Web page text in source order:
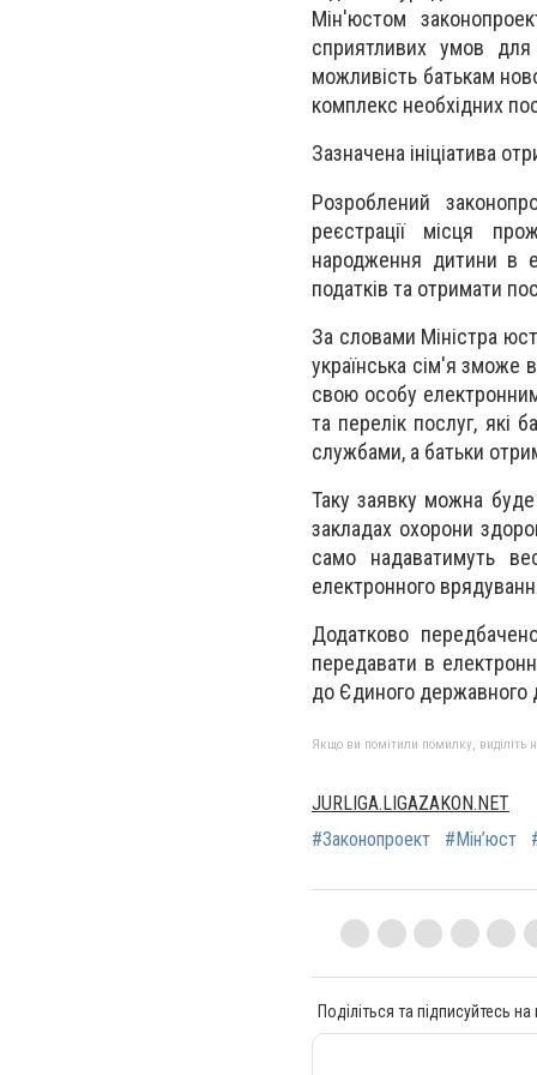
Мін'юстом
сприятливих умов
можливість батькам
комплекс необхідних
Зазначена ініціатива
Розроблений
реєстрації місця
народження дитини в
податків та отримати
За словами Міністра
українська сім'я зможе
свою особу
та перелік послуг, які
службами, а батьки
Таку заявку можна буде
закладах охорони
само надаватимуть
електронного
Додатково
передавати в
до Єдиного державного
Якщо ви помітили помилку, виділіть
JURLIGA.LIGAZAKON.NET
#Законопроект
#Мін’юст
Поділіться та підписуйтесь